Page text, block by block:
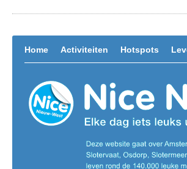
Home Activiteiten Hotspots